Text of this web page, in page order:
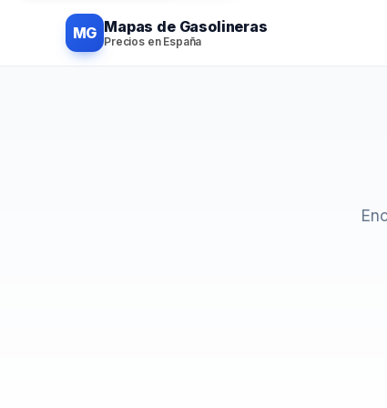
MG Mapas de Gasolineras
Precios en España